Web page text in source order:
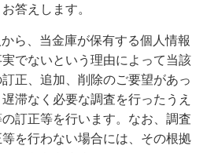
答えします。
ら、当金庫が保有する個人情報
でないという理由によって当該
正、追加、削除のご要望があっ
滞なく必要な調査を行ったうえ
訂正等を行います。なお、調査
を行わない場合には、その根拠